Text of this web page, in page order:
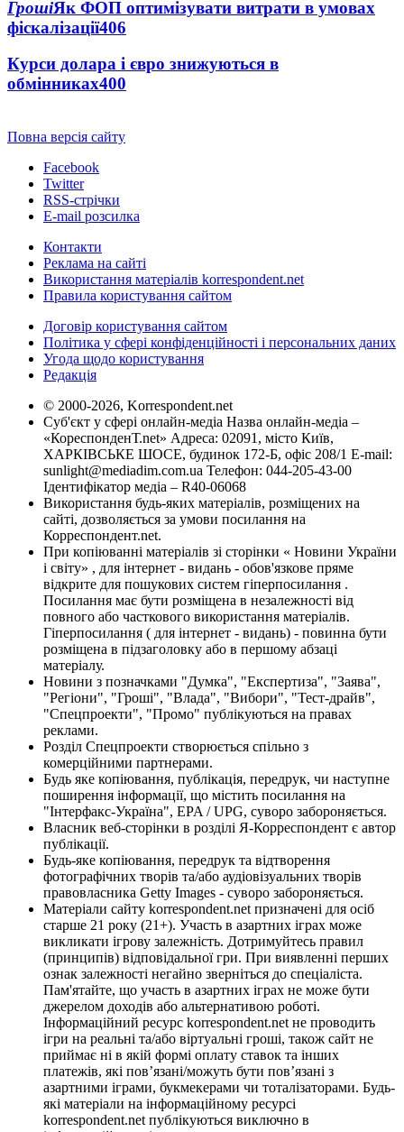
ГрошіЯк ФОП оптимізувати витрати в умовах
фіскалізації406
Курси долара і євро знижуються в
обмінниках400
Повна версія сайту
Facebook
Twitter
RSS-стрічки
E-mail розсилка
Контакти
Реклама на сайті
Використання матеріалів korrespondent.net
Правила користування сайтом
Договір користування сайтом
Політика у сфері конфіденційності і персональних даних
Угода щодо користування
Редакція
© 2000-2026, Korrespondent.net
Суб'єкт у сфері онлайн-медіа Назва онлайн-медіа –
«КореспонденТ.net» Адреса: 02091, місто Київ,
ХАРКІВСЬКЕ ШОСЕ, будинок 172-Б, офіс 208/1 E-mail:
sunlight@mediadim.com.ua Телефон: 044-205-43-00
Ідентифікатор медіа – R40-06068
Використання будь-яких матеріалів, розміщених на
сайті, дозволяється за умови посилання на
Корреспондент.net.
При копіюванні матеріалів зі сторінки « Новини України
і світу» , для інтернет - видань - обов'язкове пряме
відкрите для пошукових систем гіперпосилання .
Посилання має бути розміщена в незалежності від
повного або часткового використання матеріалів.
Гіперпосилання ( для інтернет - видань) - повинна бути
розміщена в підзаголовку або в першому абзаці
матеріалу.
Новини з позначками "Думка", "Експертиза", "Заява",
"Регіони", "Гроші", "Влада", "Вибори", "Тест-драйв",
"Спецпроекти", "Промо" публікуються на правах
реклами.
Розділ Спецпроекти створюється спільно з
комерційними партнерами.
Будь яке копіювання, публікація, передрук, чи наступне
поширення інформації, що містить посилання на
"Інтерфакс-Україна", EPA / UPG, суворо забороняється.
Власник веб-сторінки в розділі Я-Корреспондент є автор
публікації.
Будь-яке копіювання, передрук та відтворення
фотографічних творів та/або аудіовізуальних творів
правовласника Getty Images - суворо забороняється.
Матеріали сайту korrespondent.net призначені для осіб
старше 21 року (21+). Участь в азартних іграх може
викликати ігрову залежність. Дотримуйтесь правил
(принципів) відповідальної гри. При виявленні перших
ознак залежності негайно зверніться до спеціаліста.
Пам'ятайте, що участь в азартних іграх не може бути
джерелом доходів або альтернативою роботі.
Інформаційний ресурс korrespondent.net не проводить
ігри на реальні та/або віртуальні гроші, також сайт не
приймає ні в якій формі оплату ставок та інших
платежів, які пов’язані/можуть бути пов’язані з
азартними іграми, букмекерами чи тоталізаторами. Будь-
які матеріали на інформаційному ресурсі
korrespondent.net публікуються виключно в